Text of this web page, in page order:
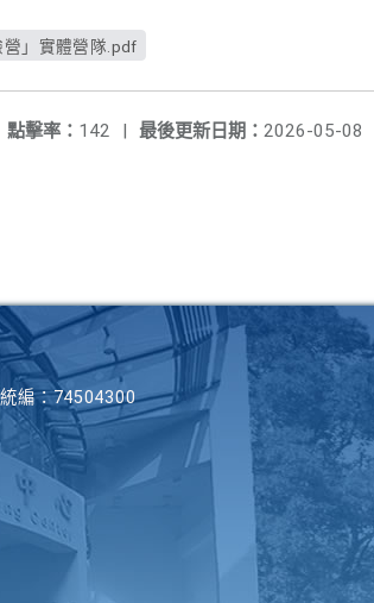
」實體營隊.pdf
最後更新日期： 2026-05-08
點擊率： 142 |
編：74504300